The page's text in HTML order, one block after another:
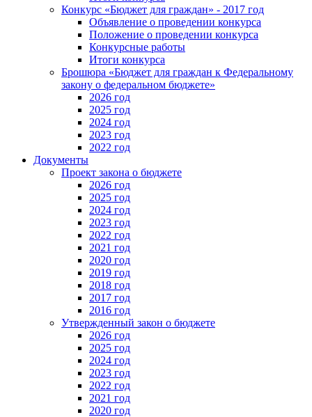
Конкурс «Бюджет для граждан» - 2017 год
Объявление о проведении конкурса
Положение о проведении конкурса
Конкурсные работы
Итоги конкурса
Брошюра «Бюджет для граждан к Федеральному
закону о федеральном бюджете»
2026 год
2025 год
2024 год
2023 год
2022 год
Документы
Проект закона о бюджете
2026 год
2025 год
2024 год
2023 год
2022 год
2021 год
2020 год
2019 год
2018 год
2017 год
2016 год
Утвержденный закон о бюджете
2026 год
2025 год
2024 год
2023 год
2022 год
2021 год
2020 год